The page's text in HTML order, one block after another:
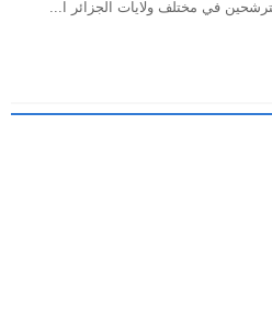
في مختلف ولايات الجزائر ا...